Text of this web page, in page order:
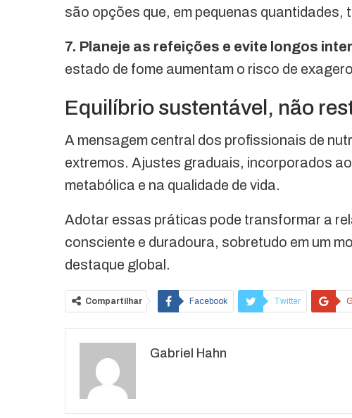
são opções que, em pequenas quantidades,
7. Planeje as refeições e evite longos
estado de fome aumentam o risco de
Equilíbrio sustentável, não
A mensagem central dos profissionais de
extremos. Ajustes graduais, incorporados
metabólica e na qualidade de vida.
Adotar essas práticas pode transformar a
consciente e duradoura, sobretudo em um
destaque global.
Compartilhar Facebook Twitter
Gabriel Hahn